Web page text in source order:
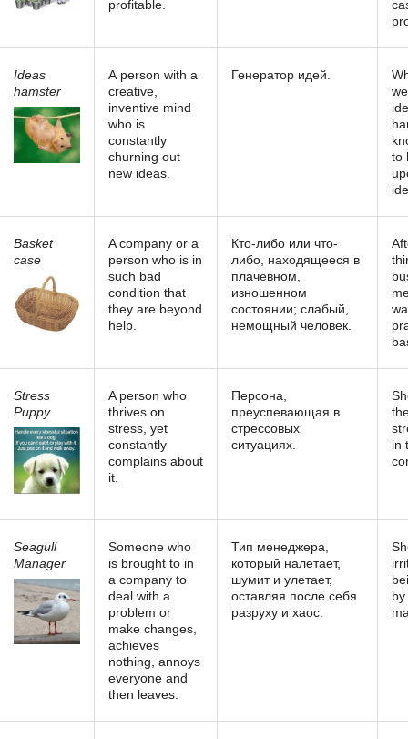
profitable.
Ideas
hamster
А person with a
creative,
inventive mind
who is
constantly
churning out
new ideas.
Генератор идей.
to
Basket
case
A company or a
person who is in
such bad
condition that
they are beyond
help.
Кто-либо или что-
либо, находящееся в
плачевном,
изношенном
состоянии; слабый,
немощный человек.
Stress
Puppy
A person who
thrives on
stress, yet
constantly
complains about
it.
Персона,
преуспевающая в
стрессовых
ситуациях.
in
Seagull
Manager
Someone who
is brought to in
a company to
deal with a
problem or
make changes,
achieves
nothing, annoys
everyone and
then leaves.
Тип менеджера,
который налетает,
шумит и улетает,
оставляя после себя
разруху и хаос.